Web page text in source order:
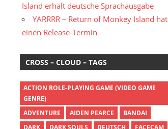
Island erhält deutsche Sprachausgabe
YARRRR – Return of Monkey Island hat
einen Release-Termin
CROSS – CLOUD – TAGS
ACTION ROLE-PLAYING GAME (VIDEO GAME
GENRE)
ADVENTURE
AIDEN PEARCE
BANDAI